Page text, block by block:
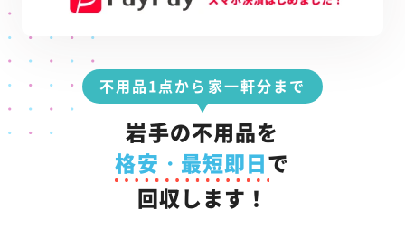
不用品1点から家一軒分まで
岩手の不用品を
格安・最短即日で
回収します！